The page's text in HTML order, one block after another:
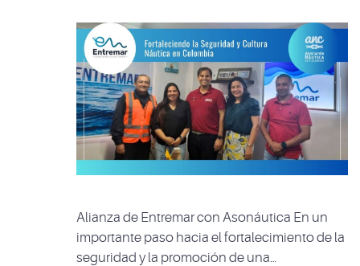
Alianza de Entremar con Asonáutica En un
importante paso hacia el fortalecimiento de la
seguridad y la promoción de una…